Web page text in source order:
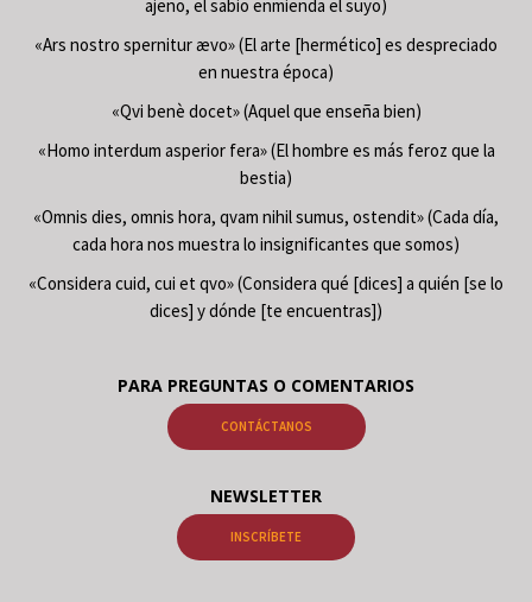
ajeno, el sabio enmienda el suyo)
«Ars nostro spernitur ævo» (El arte [hermético] es despreciado
en nuestra época)
«Qvi benè docet» (Aquel que enseña bien)
«Homo interdum asperior fera» (El hombre es más feroz que la
bestia)
«Omnis dies, omnis hora, qvam nihil sumus, ostendit» (Cada día,
cada hora nos muestra lo insignificantes que somos)
«Considera cuid, cui et qvo» (Considera qué [dices] a quién [se lo
dices] y dónde [te encuentras])
PARA PREGUNTAS O COMENTARIOS
CONTÁCTANOS
NEWSLETTER
INSCRÍBETE